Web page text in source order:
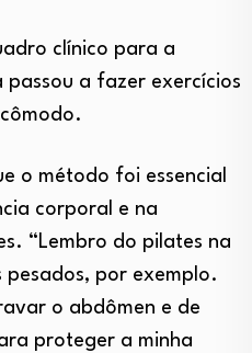
clínico para a
a fazer exercícios
o método foi essencial
corporal e na
“Lembro do pilates na
por exemplo.
o abdômen e de
proteger a minha